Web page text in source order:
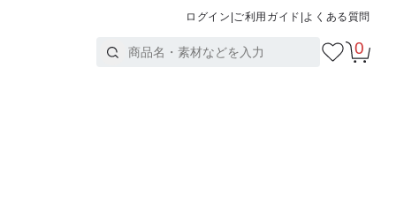
ログイン ご利用ガイド よくある質問
0